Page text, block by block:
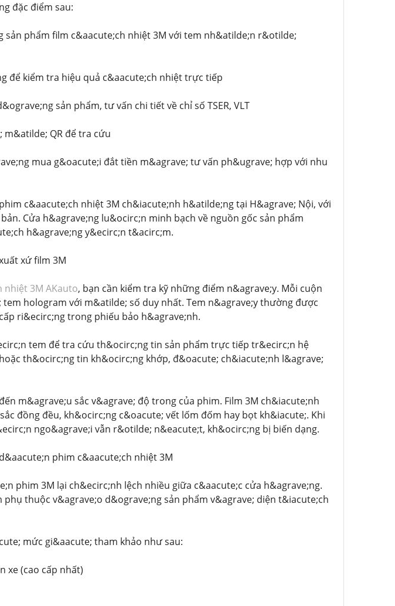
đặc điểm sau:
sản phẩm film c&aacute;ch nhiệt 3M với tem nh&atilde;n r&otilde;
để kiểm tra hiệu quả c&aacute;ch nhiệt trực tiếp
sản phẩm, tư vấn chi tiết về chỉ số TSER, VLT
QR để tra cứu
mua g&oacute;i đắt tiền m&agrave; tư vấn ph&ugrave; hợp với nhu
c&aacute;ch nhiệt 3M ch&iacute;nh h&atilde;ng tại H&agrave; Nội, với
Cửa h&agrave;ng lu&ocirc;n minh bạch về nguồn gốc sản phẩm
h&agrave;ng y&ecirc;n t&acirc;m.
xứ film 3M
nhiệt 3M AKauto, bạn cần kiểm tra kỹ những điểm n&agrave;y. Mỗi cuộn
hologram với m&atilde; số duy nhất. Tem n&agrave;y thường được
ri&ecirc;ng trong phiếu bảo h&agrave;nh.
tem để tra cứu th&ocirc;ng tin sản phẩm trực tiếp tr&ecirc;n hệ
th&ocirc;ng tin kh&ocirc;ng khớp, đ&oacute; ch&iacute;nh l&agrave;
m&agrave;u sắc v&agrave; độ trong của phim. Film 3M ch&iacute;nh
đồng đều, kh&ocirc;ng c&oacute; vết lốm đốm hay bọt kh&iacute;. Khi
ngo&agrave;i vẫn r&otilde; n&eacute;t, kh&ocirc;ng bị biến dạng.
phim c&aacute;ch nhiệt 3M
phim 3M lại ch&ecirc;nh lệch nhiều giữa c&aacute;c cửa h&agrave;ng.
thuộc v&agrave;o d&ograve;ng sản phẩm v&agrave; diện t&iacute;ch
mức gi&aacute; tham khảo như sau:
xe (cao cấp nhất)